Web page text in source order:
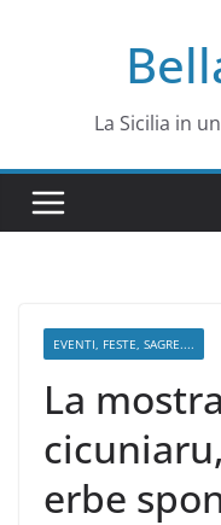
La Sicilia in
EVENTI, FESTE, SAGRE....
La
erbe